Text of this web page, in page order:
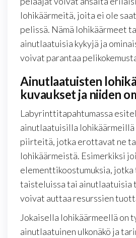
lohikäärmeitä, joita ei ole
pelissä. Nämä lohikäärmeet
ainutlaatuisia kykyjä ja
voivat parantaa
Ainutlaatuisten
kuvaukset ja niiden
Labyrinttitapahtumassa
ainutlaatuisilla
piirteitä, jotka erottavat ne
lohikäärmeistä. Esimerkiksi
elementtikoostumuksia,
taisteluissa tai ainutlaatuisia
voivat auttaa resurssien
Jokaisella lohikäärmeellä on
ainutlaatuinen ulkonäkö ja